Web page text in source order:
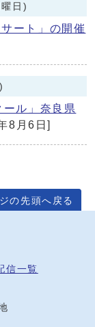
日)
ート」の開催
ル」奈良県
8月6日]
の先頭へ戻る
信一覧